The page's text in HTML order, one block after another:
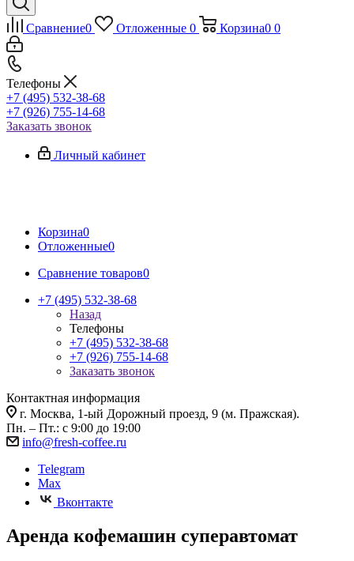
Сравнение0 Отложенные 0 Корзина0 0
Телефоны
+7 (495) 532-38-68
+7 (926) 755-14-68
Заказать звонок
Личный кабинет
Корзина0
Отложенные0
Сравнение товаров0
+7 (495) 532-38-68
Назад
Телефоны
+7 (495) 532-38-68
+7 (926) 755-14-68
Заказать звонок
Контактная информация
г. Москва, 1-ый Дорожный проезд, 9 (м. Пражская).
Пн. – Пт.: с 9:00 до 19:00
info@fresh-coffee.ru
Telegram
Max
Вконтакте
Аренда кофемашин суперавтомат